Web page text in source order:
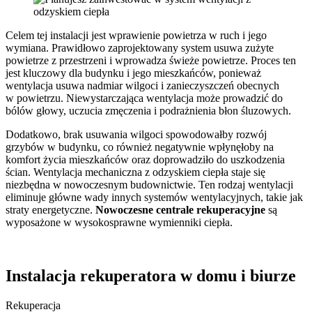
Celem tej instalacji jest wprawienie powietrza w ruch i jego
wymiana. Prawidłowo zaprojektowany system usuwa zużyte
powietrze z przestrzeni i wprowadza świeże powietrze. Proces ten
jest kluczowy dla budynku i jego mieszkańców, ponieważ
wentylacja usuwa nadmiar wilgoci i zanieczyszczeń obecnych
w powietrzu. Niewystarczająca wentylacja może prowadzić do
bólów głowy, uczucia zmęczenia i podrażnienia błon śluzowych.
Dodatkowo, brak usuwania wilgoci spowodowałby rozwój
grzybów w budynku, co również negatywnie wpłynęłoby na
komfort życia mieszkańców oraz doprowadziło do uszkodzenia
ścian. Wentylacja mechaniczna z odzyskiem ciepła staje się
niezbędna w nowoczesnym budownictwie. Ten rodzaj wentylacji
eliminuje główne wady innych systemów wentylacyjnych, takie jak
straty energetyczne. Nowoczesne centrale rekuperacyjne są
wyposażone w wysokosprawne wymienniki ciepła.
Instalacja rekuperatora w domu i biurze
Rekuperacja